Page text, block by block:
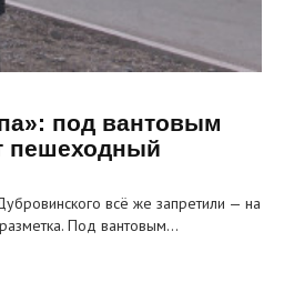
под вантовым
пешеходный
всё же запретили — на
Под вантовым…